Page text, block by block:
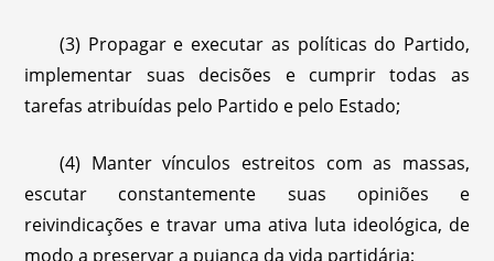
(3) Propagar e executar as políticas do Partido,
implementar suas decisões e cumprir todas as
tarefas atribuídas pelo Partido e pelo Estado;
(4) Manter vínculos estreitos com as massas,
escutar constantemente suas opiniões e
reivindicações e travar uma ativa luta ideológica, de
modo a preservar a pujança da vida partidária;